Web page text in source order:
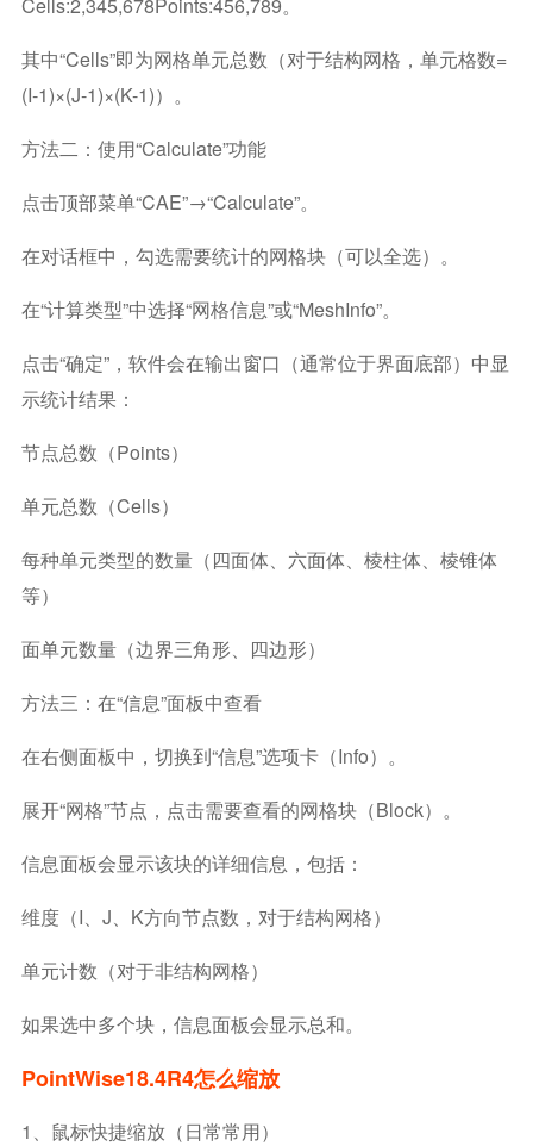
其中“Cells”即为网格单元总数（对于结构网格，单元格数=
(I-1)×(J-1)×(K-1)）。
方法二：使用“Calculate”功能
点击顶部菜单“CAE”→“Calculate”。
在对话框中，勾选需要统计的网格块（可以全选）。
在“计算类型”中选择“网格信息”或“MeshInfo”。
点击“确定”，软件会在输出窗口（通常位于界面底部）中显
示统计结果：
节点总数（Points）
单元总数（Cells）
每种单元类型的数量（四面体、六面体、棱柱体、棱锥体
等）
面单元数量（边界三角形、四边形）
方法三：在“信息”面板中查看
在右侧面板中，切换到“信息”选项卡（Info）。
展开“网格”节点，点击需要查看的网格块（Block）。
信息面板会显示该块的详细信息，包括：
维度（I、J、K方向节点数，对于结构网格）
单元计数（对于非结构网格）
如果选中多个块，信息面板会显示总和。
PointWise18.4R4怎么缩放
1、鼠标快捷缩放（日常常用）